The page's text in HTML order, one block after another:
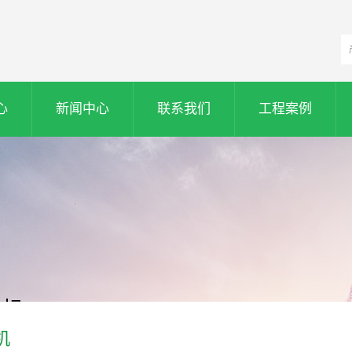
新闻中心 联系我们 工程案例